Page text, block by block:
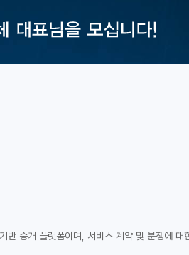
중개 플랫폼이며, 서비스 계약 및 분쟁에 대